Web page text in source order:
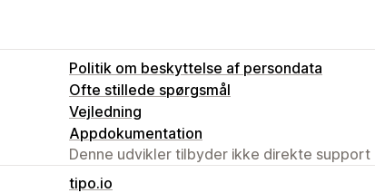
Politik om beskyttelse af persondata
Ofte stillede spørgsmål
Vejledning
Appdokumentation
Denne udvikler tilbyder ikke direkte support
tipo.io